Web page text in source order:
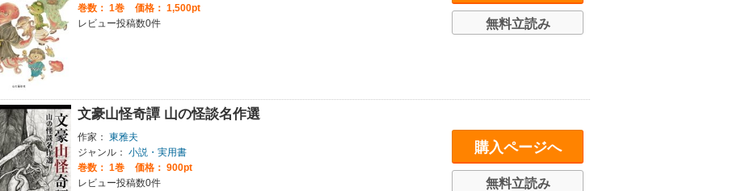
巻数： 1巻
価格： 1,500pt
レビュー投稿数0件
無料立読み
文豪山怪奇譚 山の怪談名作選
作家： 東雅夫
ジャンル： 小説・実用書
巻数： 1巻
価格： 900pt
レビュー投稿数0件
購入ページへ
無料立読み